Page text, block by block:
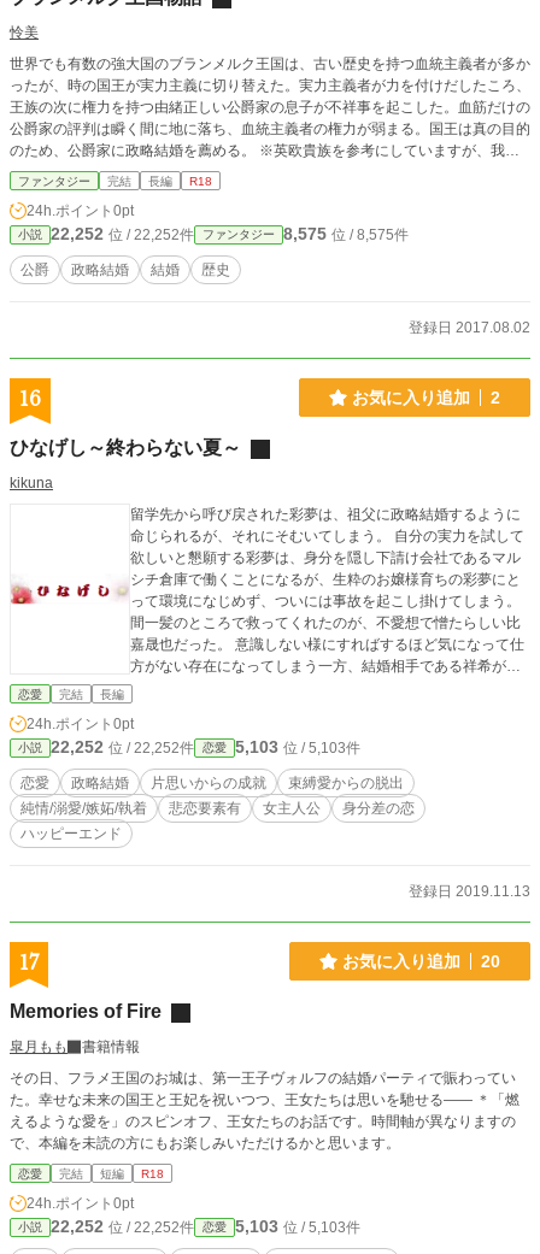
怜美
世界でも有数の強大国のブランメルク王国は、古い歴史を持つ血統主義者が多か
ったが、時の国王が実力主義に切り替えた。実力主義者が力を付けだしたころ、
王族の次に権力を持つ由緒正しい公爵家の息子が不祥事を起こした。血筋だけの
公爵家の評判は瞬く間に地に落ち、血統主義者の権力が弱まる。国王は真の目的
のため、公爵家に政略結婚を薦める。 ※英欧貴族を参考にしていますが、我流
です。 未熟者ゆえ、設定がいいかげんです。ご容赦ください。
ファンタジー 完結 長編 R18
24h.ポイント 0pt
小説 22,252 位 / 22,252件 ファンタジー 8,575 位 / 8,575件
公爵 政略結婚 結婚 歴史
登録日 2017.08.02
16 お気に入り追加 2
ひなげし～終わらない夏～
kikuna
留学先から呼び戻された彩夢は、祖父に政略結婚するように
命じられるが、それにそむいてしまう。 自分の実力を試して
欲しいと懇願する彩夢は、身分を隠し下請け会社であるマル
シチ倉庫で働くことになるが、生粋のお嬢様育ちの彩夢にと
って環境になじめず、ついには事故を起こし掛けてしまう。
間一髪のところで救ってくれたのが、不愛想で憎たらしい比
嘉晟也だった。 意識しない様にすればするほど気になって仕
方がない存在になってしまう一方、結婚相手である祥希が彩
夢の前に現れる。 波乱に満ちた運命が、彩夢を待ち構えてい
恋愛 完結 長編
24h.ポイント 0pt
小説 22,252 位 / 22,252件 恋愛 5,103 位 / 5,103件
恋愛 政略結婚 片思いからの成就
束縛愛からの脱出
純情/溺愛/嫉妬/執着
悲恋要素有 女主人公
身分差の恋
ハッピーエンド
登録日 2019.11.13
17 お気に入り追加 20
Memories of Fire
皐月もも
書籍情報
その日、フラメ王国のお城は、第一王子ヴォルフの結婚パーティで賑わってい
た。幸せな未来の国王と王妃を祝いつつ、王女たちは思いを馳せる―― ＊「燃
えるような愛を」のスピンオフ、王女たちのお話です。時間軸が異なりますの
で、本編を未読の方にもお楽しみいただけるかと思います。
恋愛 完結 短編 R18
24h.ポイント 0pt
小説 22,252 位 / 22,252件 恋愛 5,103 位 / 5,103件